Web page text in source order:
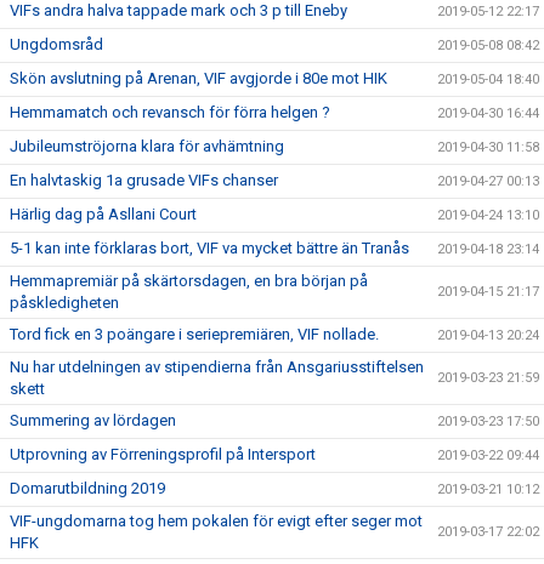
VIFs andra halva tappade mark och 3 p till Eneby 2019-05-12 22:17
Ungdomsråd 2019-05-08 08:42
Skön avslutning på Arenan, VIF avgjorde i 80e mot HIK 2019-05-04 18:40
Hemmamatch och revansch för förra helgen ? 2019-04-30 16:44
Jubileumströjorna klara för avhämtning 2019-04-30 11:58
En halvtaskig 1a grusade VIFs chanser 2019-04-27 00:13
Härlig dag på Asllani Court 2019-04-24 13:10
5-1 kan inte förklaras bort, VIF va mycket bättre än Tranås 2019-04-18 23:14
Hemmapremiär på skärtorsdagen, en bra början på
påskledigheten
2019-04-15 21:17
Tord fick en 3 poängare i seriepremiären, VIF nollade. 2019-04-13 20:24
Nu har utdelningen av stipendierna från Ansgariusstiftelsen
skett
2019-03-23 21:59
Summering av lördagen 2019-03-23 17:50
Utprovning av Förreningsprofil på Intersport 2019-03-22 09:44
Domarutbildning 2019 2019-03-21 10:12
VIF-ungdomarna tog hem pokalen för evigt efter seger mot
HFK
2019-03-17 22:02